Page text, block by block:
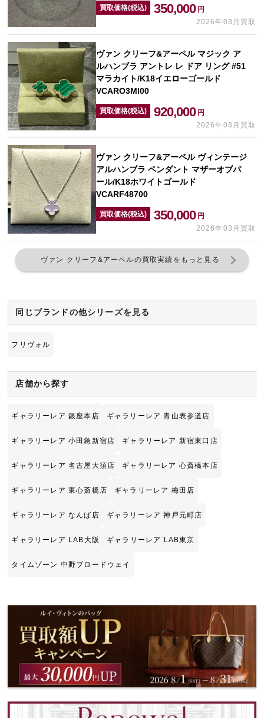
買取価格(税込) 350,000 円
2026年03月買取
ヴァン クリーフ&アーペル マジック ア
ルハンブラ アントレ レ ドア リング #51
マラカイト/K18イエローゴールド
VCARO3MI00
買取価格(税込) 920,000 円
2026年03月買取
ヴァン クリーフ&アーペル ヴィンテージ
アルハンブラ ペンダント マザーオブパ
ール/K18ホワイトゴールド
VCARF48700
買取価格(税込) 350,000 円
2026年03月買取
ヴァン クリーフ&アーペルの買取実績をもっと見る
同じブランドの他シリーズを見る
フリヴォル
店舗から探す
ギャラリーレア 銀座本店 ギャラリーレア 青山表参道店
ギャラリーレア 小田急新宿店 ギャラリーレア 新宿東口店
ギャラリーレア 名古屋大須店 ギャラリーレア 心斎橋本店
ギャラリーレア 東心斎橋店 ギャラリーレア 梅田店
ギャラリーレア なんば店 ギャラリーレア 神戸元町店
ギャラリーレア LAB大阪 ギャラリーレア LAB東京
タイムゾーン 中野ブロードウェイ